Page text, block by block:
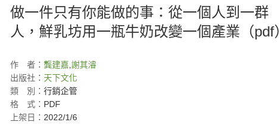
做一件只有你能做的事：從一個人到一群
人，鮮乳坊用一瓶牛奶改變一個產業（pdf
作 者： 龔建嘉 謝其濬
出版社： 天下文化
類
別： 行銷企管
格
式： PDF
上架日： 2022/1/6